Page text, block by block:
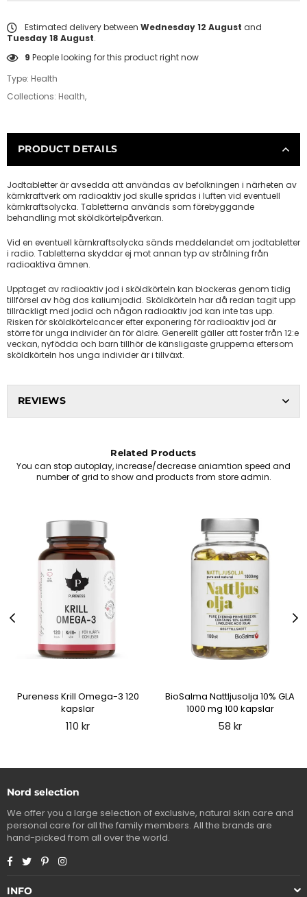
Estimated delivery between Wednesday 12 August and
Tuesday 18 August.
9 People looking for this product right now
Type: Health
Collections: Health,
PRODUCT DETAILS
Jodtabletter är avsedda att användas av befolkningen i närheten av
kärnkraftverk om radioaktiv jod skulle spridas i luften vid eventuell
kärnkraftsolycka. Tabletterna används som förebyggande
behandling mot sköldkörtelpåverkan.
Vid en eventuell kärnkraftsolycka sänds meddelandet om jodtabletter
i radio. Tabletterna skyddar ej mot annan typ av strålning från
radioaktiva ämnen.
Upptaget av radioaktiv jod i sköldkörteln kan blockeras genom tidig
tillförsel av hög dos kaliumjodid. Sköldkörteln har då redan tagit upp
tillräckligt med jodid och någon radioaktiv jod kan inte tas upp.
Risken för sköldkörtelcancer efter exponering för radioaktiv jod är
större för unga individer än för äldre. Generellt gäller att foster från 12:e
veckan, nyfödda och barn tillhör de känsligaste grupperna eftersom
sköldkörteln hos unga individer är i tillväxt.
REVIEWS
Related Products
You can stop autoplay, increase/decrease aniamtion speed and
number of grid to show and products from store admin.
Pureness Krill Omega-3 120
kapslar
Regular
110 kr
BioSalma Nattljusolja 10% GLA
1000 mg 100 kapslar
Regular
58 kr
Nord selection
We offer you a large selection of exclusive, natural skin care and
personal care for all the family members. All the brands are
hand-picked from all over the world.
Facebook
TwitterPinterestInstagram
INFO